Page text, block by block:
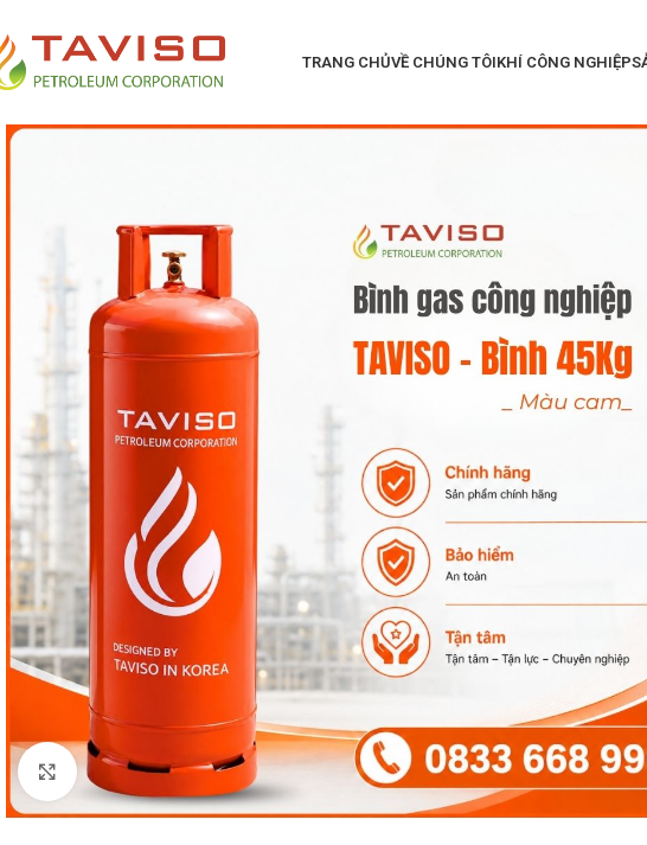
TRANG CHỦVỀ CHÚNG TÔIKHÍ CÔNG NGHIỆP
Click to enlarge